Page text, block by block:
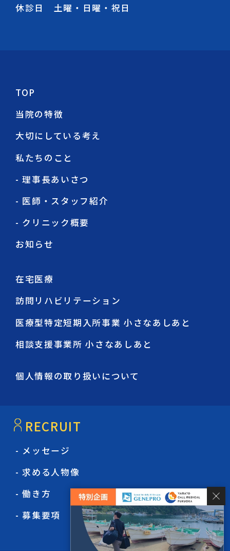
休診日 土曜・日曜・祝日
TOP
当院の特徴
大切にしている考え
私たちのこと
- 理事長あいさつ
- 医師・スタッフ紹介
- クリニック概要
お知らせ
在宅医療
訪問リハビリテーション
医療型特定短期入所事業 小さなあしあと
相談支援事業所 小さなあしあと
個人情報の取り扱いについて
RECRUIT
- メッセージ
- 求める人物像
- 働き方
- 募集要項